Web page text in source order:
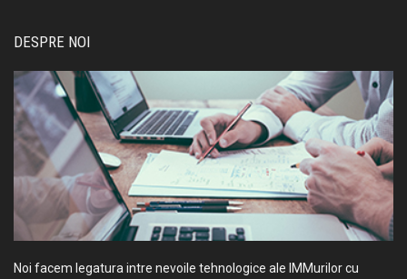
DESPRE NOI
Noi facem legatura intre nevoile tehnologice ale IMMurilor cu